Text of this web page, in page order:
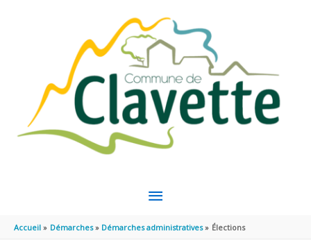
MENU
PRINCIPAL
Accueil Démarches Démarches administratives Élections